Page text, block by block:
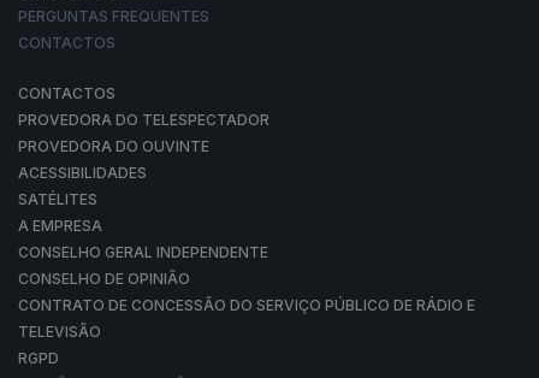
PERGUNTAS FREQUENTES
CONTACTOS
CONTACTOS
PROVEDORA DO TELESPECTADOR
PROVEDORA DO OUVINTE
ACESSIBILIDADES
SATÉLITES
A EMPRESA
CONSELHO GERAL INDEPENDENTE
CONSELHO DE OPINIÃO
CONTRATO DE CONCESSÃO DO SERVIÇO PÚBLICO DE RÁDIO E
TELEVISÃO
RGPD